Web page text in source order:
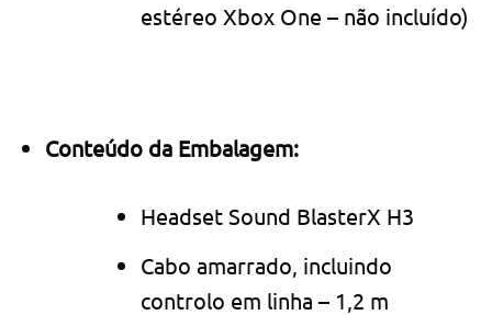
estéreo Xbox One – não incluído)
Conteúdo da Embalagem:
Headset Sound BlasterX H3
Cabo amarrado, incluindo
controlo em linha – 1,2 m